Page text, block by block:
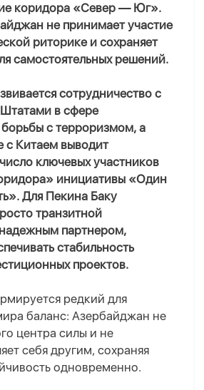
коридора «Север — Юг».
не принимает участие
риторике и сохраняет
самостоятельных решений.
сотрудничество с
в сфере
с терроризмом, а
с Китаем выводит
ключевых участников
инициативы «Один
Для Пекина Баку
транзитной
партнером,
стабильность
проектов.
редкий для
баланс: Азербайджан не
центра силы и не
себя другим, сохраняя
одновременно.